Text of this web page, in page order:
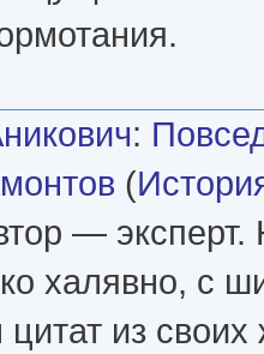
:
(
— эксперт.
халявно, с
из